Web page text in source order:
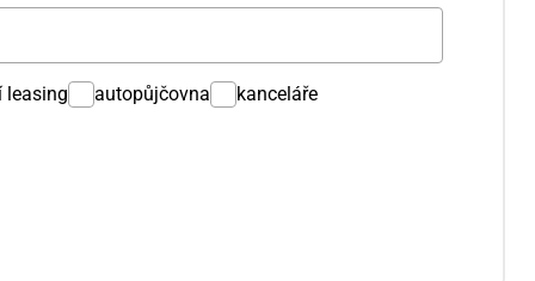
leasing autopůjčovna
kanceláře